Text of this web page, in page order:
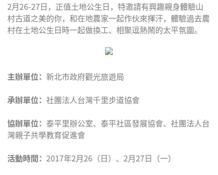
2月26-27日，正值土地公生日，特邀請有興趣親身體驗山
村古道之美的你，和在地農家一起作伙來揮汗，體驗過去農
村在土地公生日時一起做換工、相聚逗熱鬧的太平氛圍。
主辦單位： 新北市政府觀光旅遊局
承辦單位： 社團法人台灣千里步道協會
協辦單位： 泰平里辦公室、泰平社區發展協會、社團法人台
灣親子共學教育促進會
活動時間： 2017年2月26（日）、2月27日（一）